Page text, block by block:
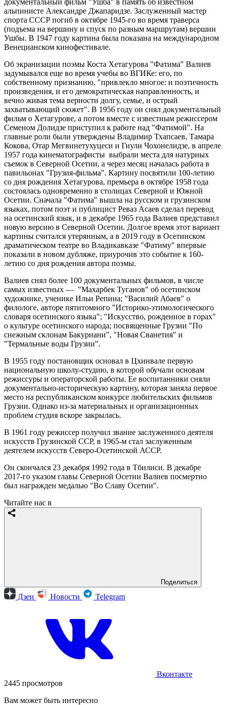
альпинисте Александре Джапаридзе. Заслуженный мастер
спорта СССР погиб в октябре 1945-го во время траверса
(подъема на вершину и спуск по разным маршрутам) вершин
Ушбы. В 1947 году картина была показана на международном
Венецианском кинофестивале.
Об экранизации поэмы Коста Хетагурова "Фатима" Валиев
задумывался еще во время учебы во ВГИКе: его, по
собственному признанию, "привлекло многое: и поэтичность
произведения, и его демократическая направленность, и
вечно живая тема верности долгу, семье, и острый
захватывающий сюжет". В 1956 году он снял документальный
фильм о Хетагурове, а потом вместе с известным режиссером
Семеном Долидзе приступил к работе над "Фатимой". На
главные роли были утверждены Владимир Тхапсаев, Тамара
Кокова, Отар Мегвинетухуцеси и Гиули Чохонелидзе, в апреле
1957 года кинематографисты выбрали места для натурных
съемок в Северной Осетии, а через месяц началась работа в
павильонах "Грузия-фильма". Картину посвятили 100-летию
со дня рождения Хетагурова, премьера в октябре 1958 года
состоялась одновременно в столицах Северной и Южной
Осетии. Сначала "Фатима" вышла на русском и грузинском
языках, потом поэт и публицист Реваз Асаев сделал перевод
на осетинский язык, и в декабре 1965 года Валиев представил
новую версию в Северной Осетии. Долгое время этот вариант
картины считался утерянным, а в 2019 году в Осетинском
драматическом театре во Владикавказе "Фатиму" впервые
показали в новом дубляже, приурочив это событие к 160-
летию со дня рождения автора поэмы.
Валиев снял более 100 документальных фильмов, в числе
самых известных — "Махарбек Туганов" об осетинском
художнике, ученике Ильи Репина; "Василий Абаев" о
филологе, авторе пятитомного "Историко-этимологического
словаря осетинского языка"; "Искусство, рожденное в горах"
о культуре осетинского народа; посвященные Грузии "По
снежным склонам Бакуриани", "Новая Сванетия" и
"Термальные воды Грузии".
В 1955 году постановщик основал в Цхинвале первую
национальную школу-студию, в которой обучали основам
режиссуры и операторской работы. Ее воспитанники сняли
документально-историческую картину, которая заняла первое
место на республиканском конкурсе любительских фильмов
Грузии. Однако из-за материальных и организационных
проблем студия вскоре закрылась.
В 1961 году режиссер получил звание заслуженного деятеля
искусств Грузинской ССР, в 1965-м стал заслуженным
деятелем искусств Северо-Осетинской АССР.
Он скончался 23 декабря 1992 года в Тбилиси. В декабре
2017-го указом главы Северной Осетии Валиев посмертно
был награжден медалью "Во Славу Осетии".
Читайте нас в
Поделиться
Дзен Новости Telegram
Вконтакте
2445 просмотров
Вам может быть интересно